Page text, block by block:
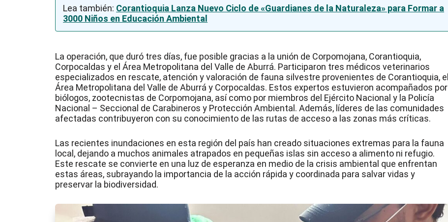
Lea también: Corantioquia Lanza Nuevo Ciclo de «Guardianes de la Naturaleza» para Formar a
3000 Niños en Educación Ambiental
La operación, que duró tres días, fue posible gracias a la unión de Corpomojana, Corantioquia,
Corpocaldas y el Área Metropolitana del Valle de Aburrá. Participaron tres médicos veterinarios
especializados en rescate, atención y valoración de fauna silvestre provenientes de Corantioquia, el
Área Metropolitana del Valle de Aburrá y Corpocaldas. Estos expertos estuvieron acompañados por
biólogos, zootecnistas de Corpomojana, así como por miembros del Ejército Nacional y la Policía
Nacional – Seccional de Carabineros y Protección Ambiental. Además, líderes de las comunidades
afectadas contribuyeron con su conocimiento de las rutas de acceso a las zonas más críticas.
Las recientes inundaciones en esta región del país han creado situaciones extremas para la fauna
local, dejando a muchos animales atrapados en pequeñas islas sin acceso a alimento ni refugio.
Este rescate se convierte en una luz de esperanza en medio de la crisis ambiental que enfrentan
estas áreas, subrayando la importancia de la acción rápida y coordinada para salvar vidas y
preservar la biodiversidad.